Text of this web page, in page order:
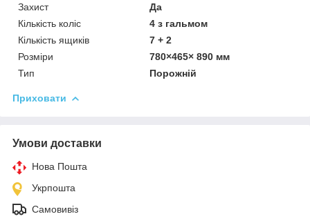
Захист
Да
Кількість коліс
4 з гальмом
Кількість ящиків
7 + 2
Розміри
780×465× 890 мм
Тип
Порожній
Приховати
Умови доставки
Нова Пошта
Укрпошта
Самовивіз